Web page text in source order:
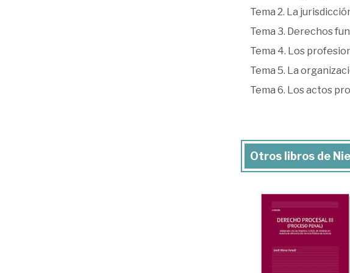
Tema 2. La
Tema 3. Derechos
Tema 4. Los
Tema 5. La
Tema 6. Los actos
Otros libros de